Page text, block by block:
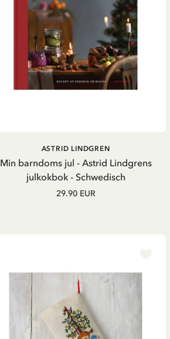
IN DEN WARENKORB
Min barndoms jul - Astrid Lindgrens
julkokbok - Schwedisch
ASTRID LINDGREN
29.90 EUR